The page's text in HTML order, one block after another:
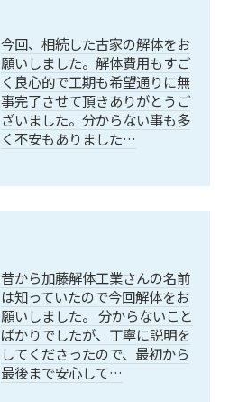
今回、相続した古家の解体をお
願いしました。解体費用もすご
く良心的で工期も希望通りに無
事完了させて頂きありがとうご
ざいました。分からない事も多
く不安もありました…
昔から加藤解体工業さんの名前
は知っていたので今回解体をお
願いしました。 分からないこと
ばかりでしたが、丁寧に説明を
してくださったので、最初から
最後まで安心して…